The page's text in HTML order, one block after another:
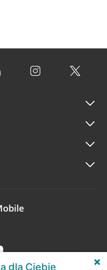
dla Ciebie